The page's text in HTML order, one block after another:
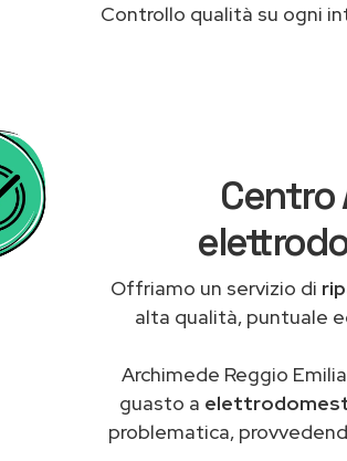
Controllo qualità su ogni
Centro
Offriamo un servizio di
alta qualità, puntuale
Archimede Reggio
guasto a
problematica,